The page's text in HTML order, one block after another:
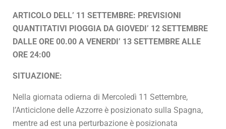
ARTICOLO DELL’ 11 SETTEMBRE: PREVISIONI
QUANTITATIVI PIOGGIA DA GIOVEDI’ 12 SETTEMBRE
DALLE ORE 00.00 A VENERDI’ 13 SETTEMBRE ALLE
ORE 24:00
SITUAZIONE:
Nella giornata odierna di Mercoledì 11 Settembre,
l’Anticiclone delle Azzorre è posizionato sulla Spagna,
mentre ad est una perturbazione è posizionata